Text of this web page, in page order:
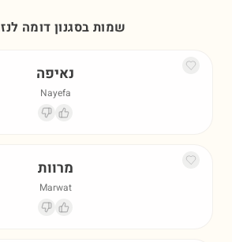
שמות בסגנון דומה ל
נאיפה
Nayefa
מרוות
Marwat